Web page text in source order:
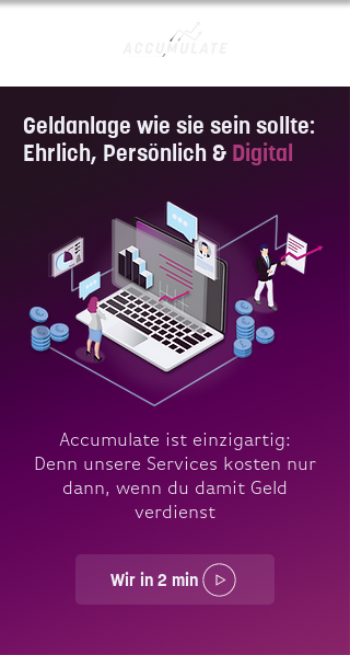
Geldanlage wie sie sein sollte:
Ehrlich, Persönlich & Digital
Accumulate ist einzigartig:
Denn unsere Services kosten nur
dann, wenn du damit Geld
verdienst
Wir in 2 min